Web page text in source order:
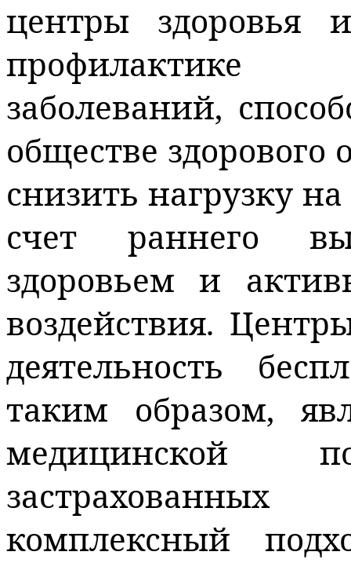
центры здоровья
заболеваний,
обществе
снизить нагрузку
счет раннего
здоровьем и
воздействия.
деятельность
таким образом,
медицинской
комплексный